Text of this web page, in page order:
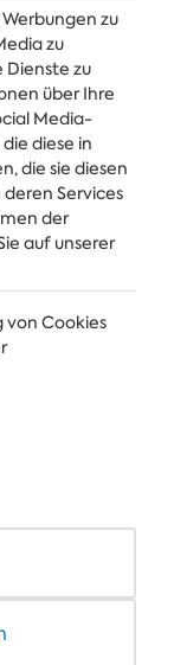
direkt in Ihren
zu
zu
Dienste zu
über Ihre
Media-
diese in
die sie diesen
Services
der
auf unserer
von Cookies